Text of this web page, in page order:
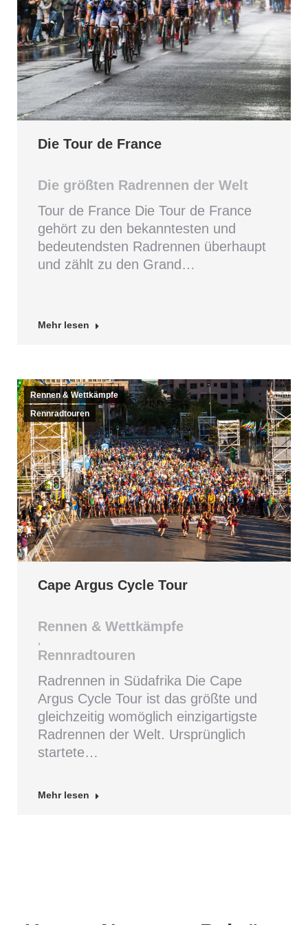
Die Tour de France
Die größten Radrennen der Welt
Tour de France Die Tour de France
gehört zu den bekanntesten und
bedeutendsten Radrennen überhaupt
und zählt zu den Grand…
Mehr lesen
Rennen & Wettkämpfe
Rennradtouren
Cape Argus Cycle Tour
Rennen & Wettkämpfe
,
Rennradtouren
Radrennen in Südafrika Die Cape
Argus Cycle Tour ist das größte und
gleichzeitig womöglich einzigartigste
Radrennen der Welt. Ursprünglich
startete…
Mehr lesen